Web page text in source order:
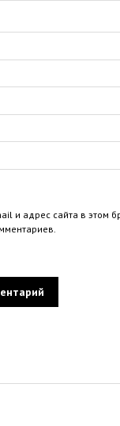
и адрес сайта в этом